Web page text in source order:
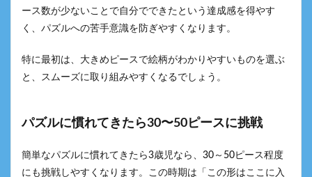
ース数が少ないことで自分でできたという達成感を得やす
く、パズルへの苦手意識を防ぎやすくなります。
特に最初は、大きめピースで絵柄がわかりやすいものを選ぶ
と、スムーズに取り組みやすくなるでしょう。
パズルに慣れてきたら30〜50ピースに挑戦
簡単なパズルに慣れてきたら3歳児なら、30～50ピース程度
にも挑戦しやすくなります。この時期は「この形はここに入